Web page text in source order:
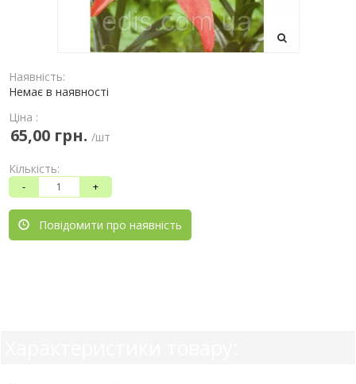
Наявність:
Немає в наявності
Ціна :
65,00 грн. /шт
Кількість:
- +
Повідомити про наявність